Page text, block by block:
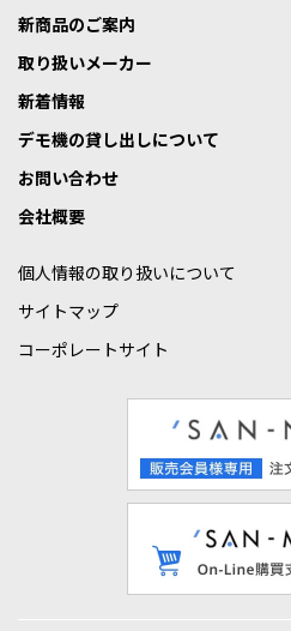
新商品のご案内
取り扱いメーカー
新着情報
デモ機の貸し出しについて
お問い合わせ
会社概要
個人情報の取り扱いについて
サイトマップ
コーポレートサイト